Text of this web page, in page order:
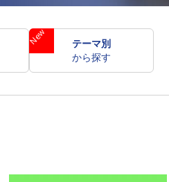
テーマ別
から探す